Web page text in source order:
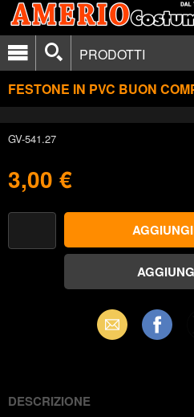
PRODOTTI
FESTONE IN PVC BUON
GV-541.27
3,00 €
Email Facebook
DESCRIZIONE